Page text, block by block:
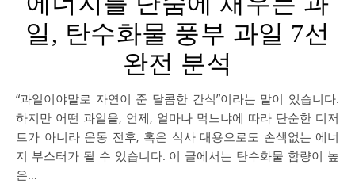
일, 탄수화물 풍부 과일 7선
완전 분석
“과일이야말로 자연이 준 달콤한 간식”이라는 말이 있습니다.
하지만 어떤 과일을, 언제, 얼마나 먹느냐에 따라 단순한 디저
트가 아니라 운동 전후, 혹은 식사 대용으로도 손색없는 에너
지 부스터가 될 수 있습니다. 이 글에서는 탄수화물 함량이 높
은…